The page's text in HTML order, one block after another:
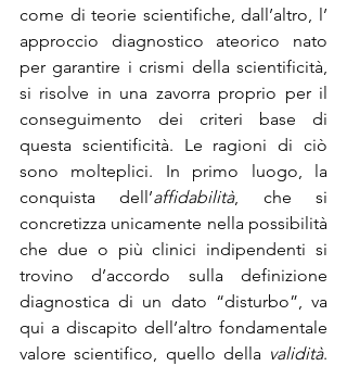
come di teorie scientifiche, dall’altro, l’
approccio diagnostico ateorico nato
per garantire i crismi della scientificità,
si risolve in una zavorra proprio per il
conseguimento dei criteri base di
questa scientificità. Le ragioni di ciò
sono molteplici. In primo luogo, la
conquista dell’affidabilità, che si
concretizza unicamente nella possibilità
che due o più clinici indipendenti si
trovino d’accordo sulla definizione
diagnostica di un dato “disturbo”, va
qui a discapito dell’altro fondamentale
valore scientifico, quello della validità.